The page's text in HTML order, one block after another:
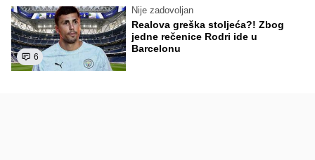
6
Nije zadovoljan
Realova greška stoljeća?! Zbog
jedne rečenice Rodri ide u
Barcelonu